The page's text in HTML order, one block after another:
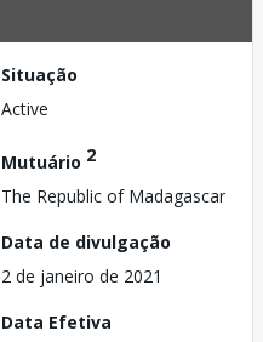
Situação
Active
Mutuário 2
The Republic of Madagascar
Data de divulgação
2 de janeiro de 2021
Data Efetiva